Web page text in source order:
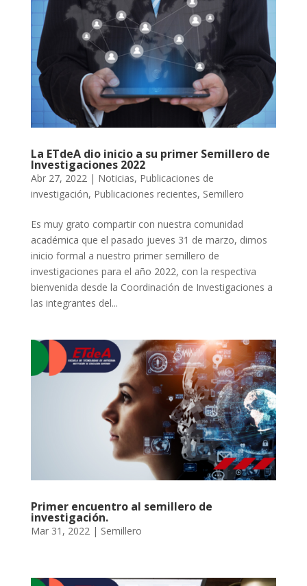
La ETdeA dio inicio a su primer Semillero de
Investigaciones 2022
Abr 27, 2022| Noticias, Publicaciones de
investigación, Publicaciones recientes, Semillero
Es muy grato compartir con nuestra comunidad
académica que el pasado jueves 31 de marzo, dimos
inicio formal a nuestro primer semillero de
investigaciones para el año 2022, con la respectiva
bienvenida desde la Coordinación de Investigaciones a
las integrantes del...
Primer encuentro al semillero de
investigación.
Mar 31, 2022| Semillero